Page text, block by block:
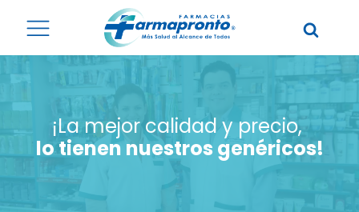
¡La mejor calidad y precio,
lo tienen nuestros genéricos!